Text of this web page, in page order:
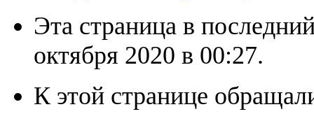
Эта страница в
октября 2020 в 00:27.
К этой странице